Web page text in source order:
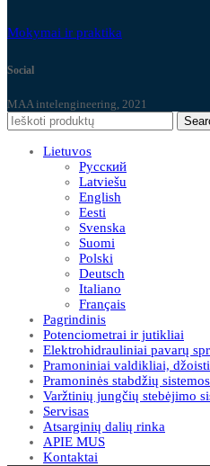
Mokymai ir praktika
Social
MAA intelengineering, 2021
Lietuvos
Русский
Latviešu
English
Eesti
Svenska
Suomi
Polski
Deutsch
Italiano
Français
Pagrindinis
Potenciometrai ir jutikliai
Elektrohidrauliniai pavarų
Pramoniniai valdikliai,
Pramoninės stabdžių
Varžtinių jungčių stebėjimo
Servisas
Atsarginių dalių rinka
APIE MUS
Kontaktai